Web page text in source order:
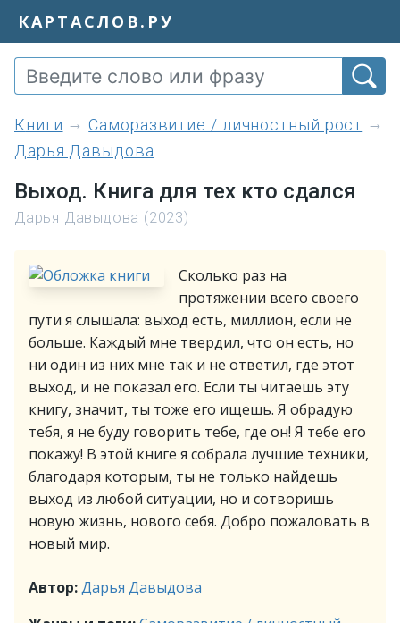
КАРТАСЛОВ.РУ
книги
Саморазвитие / личностный рост
Дарья Давыдова
Выход. Книга для тех кто сдался
Дарья Давыдова (2023)
Сколько раз на
протяжении всего своего
пути я слышала: выход есть, миллион, если не
больше. Каждый мне твердил, что он есть, но
ни один из них мне так и не ответил, где этот
выход, и не показал его. Если ты читаешь эту
книгу, значит, ты тоже его ищешь. Я обрадую
тебя, я не буду говорить тебе, где он! Я тебе его
покажу! В этой книге я собрала лучшие техники,
благодаря которым, ты не только найдешь
выход из любой ситуации, но и сотворишь
новую жизнь, нового себя. Добро пожаловать в
новый мир.
Автор:Дарья Давыдова